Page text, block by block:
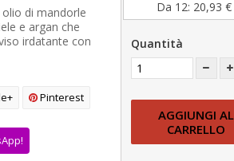
di mandorle
e argan che
irdatante con
Pinterest
Da 12: 20,93 €
Quantità
AGGIUNGI AL
CARRELLO